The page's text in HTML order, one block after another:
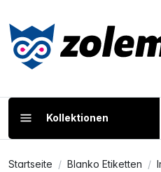
Kollektionen
Startseite Blanko Etiketten